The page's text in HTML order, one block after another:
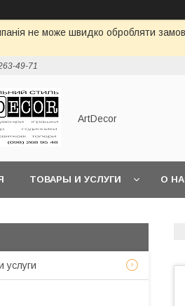
не може швидко обробляти
49-71
ArtDecor
ТОВАРЫ И УСЛУГИ О
услуги